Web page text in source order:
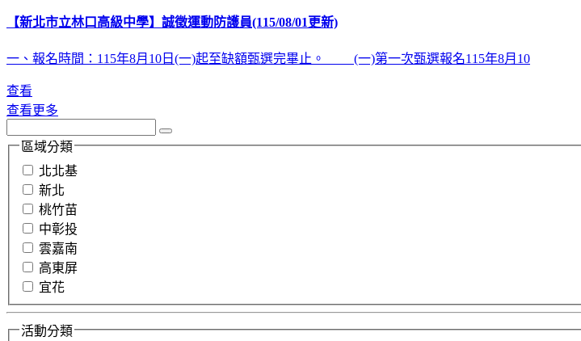
【新北市立林口高級中學】誠徵運動防護員(115/08/01更新)
一、報名時間：115年8月10日(一)起至缺額甄選完畢止。 (一)第一次甄選報名115年8月10
查看
查看更多
區域分類
北北基
新北
桃竹苗
中彰投
雲嘉南
高東屏
宜花
活動分類